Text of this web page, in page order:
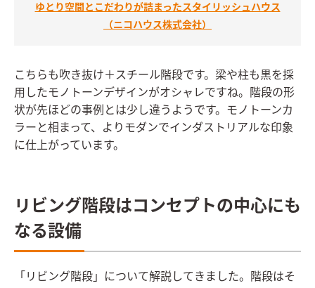
ゆとり空間とこだわりが詰まったスタイリッシュハウス
（ニコハウス株式会社）
こちらも吹き抜け＋スチール階段です。梁や柱も黒を採
用したモノトーンデザインがオシャレですね。階段の形
状が先ほどの事例とは少し違うようです。モノトーンカ
ラーと相まって、よりモダンでインダストリアルな印象
に仕上がっています。
リビング階段はコンセプトの中心にも
なる設備
「リビング階段」について解説してきました。階段はそ